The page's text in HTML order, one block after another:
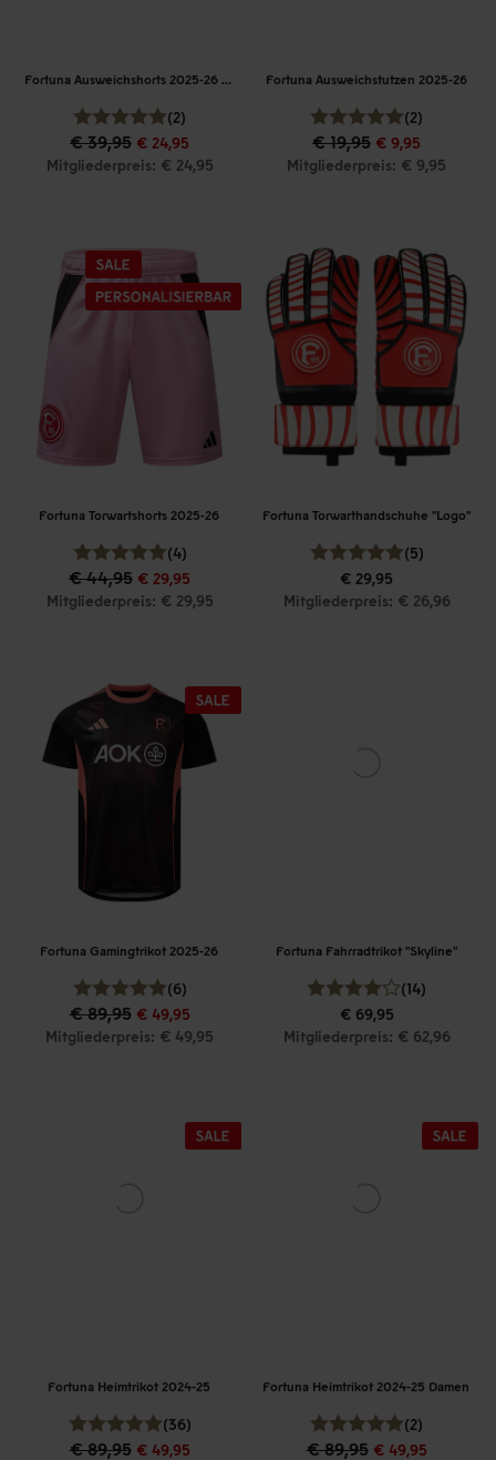
Fortuna Ausweichshorts 2025-26 Kinder
(2)
€ 39,95 € 24,95
Mitgliederpreis: € 24,95
Fortuna Ausweichstutzen 2025-26
(2)
€ 19,95 € 9,95
Mitgliederpreis: € 9,95
Fortuna Torwartshorts 2025-26
(4)
€ 44,95 € 29,95
Mitgliederpreis: € 29,95
Fortuna Torwarthandschuhe "Logo"
(5)
€ 29,95
Mitgliederpreis: € 26,96
Fortuna Gamingtrikot 2025-26
(6)
€ 89,95 € 49,95
Mitgliederpreis: € 49,95
Fortuna Fahrradtrikot "Skyline"
(14)
€ 69,95
Mitgliederpreis: € 62,96
Fortuna Heimtrikot 2024-25
(36)
€ 89,95 € 49,95
Fortuna Heimtrikot 2024-25 Damen
(2)
€ 89,95 € 49,95